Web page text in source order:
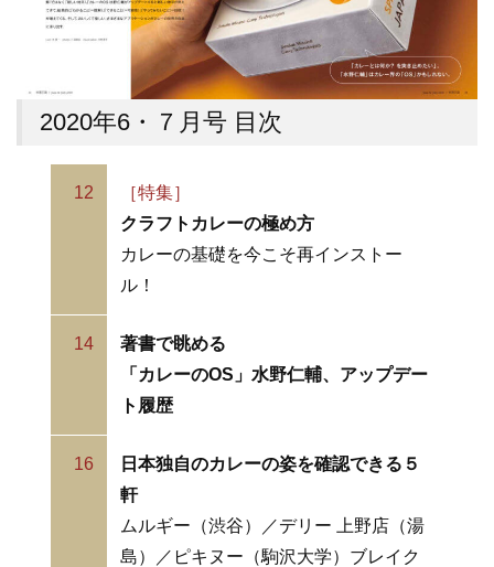
2020年6・７月号 目次
12
［特集］
クラフトカレーの極め方
カレーの基礎を今こそ再インストー
ル！
14
著書で眺める
「カレーのOS」水野仁輔、アップデー
ト履歴
16
日本独自のカレーの姿を確認できる５
軒
ムルギー（渋谷）／デリー 上野店（湯
島）／ピキヌー（駒沢大学）ブレイク